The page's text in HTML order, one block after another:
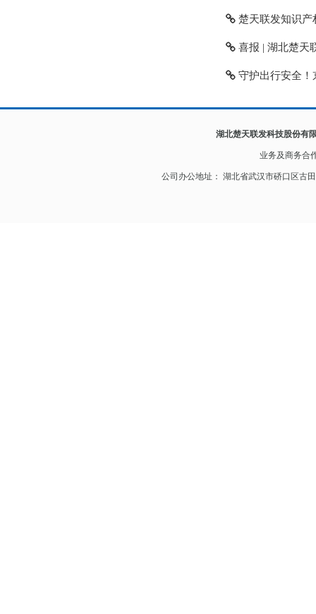
楚天联发知识产
喜报 | 湖北楚天
守护出行安全！
湖北楚天联发科技股份有
业务及商务合
公司办公地址： 湖北省武汉市硚口区古